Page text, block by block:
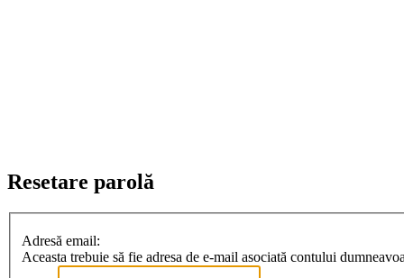
Resetare parolă
Adresă email:
Aceasta trebuie să fie adresa de e-mail asociată contului